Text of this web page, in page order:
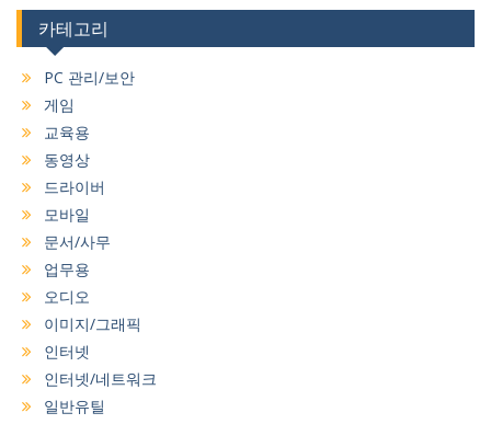
카테고리
PC 관리/보안
게임
교육용
동영상
드라이버
모바일
문서/사무
업무용
오디오
이미지/그래픽
인터넷
인터넷/네트워크
일반유틸